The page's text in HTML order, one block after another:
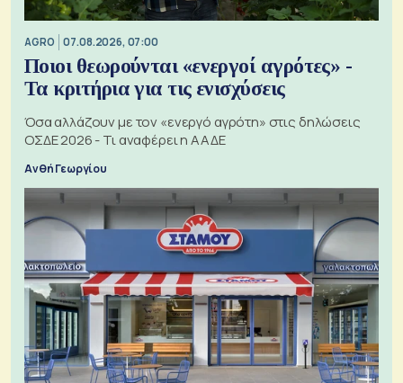
AGRO 07.08.2026, 07:00
Ποιοι θεωρούνται «ενεργοί αγρότες» -
Τα κριτήρια για τις ενισχύσεις
Όσα αλλάζουν με τον «ενεργό αγρότη» στις δηλώσεις
ΟΣΔΕ 2026 - Τι αναφέρει η ΑΑΔΕ
Ανθή Γεωργίου